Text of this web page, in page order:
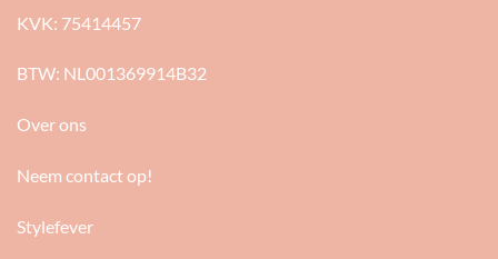
KVK: 75414457
BTW: NL001369914B32
Over ons
Neem contact op!
Stylefever